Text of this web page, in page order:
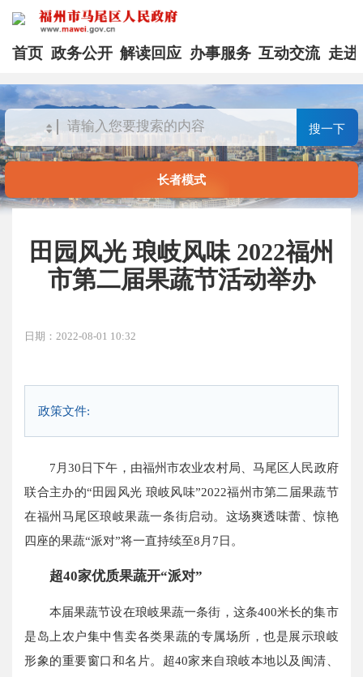
首页 政务公开 解读回应 办事服务 互动交流 走进
搜一下
长者模式
田园风光 琅岐风味 2022福州
市第二届果蔬节活动举办
日期：2022-08-01 10:32
政策文件:
7月30日下午，由福州市农业农村局、马尾区人民政府
联合主办的“田园风光 琅岐风味”2022福州市第二届果蔬节
在福州马尾区琅岐果蔬一条街启动。这场爽透味蕾、惊艳
四座的果蔬“派对”将一直持续至8月7日。
超40家优质果蔬开“派对”
本届果蔬节设在琅岐果蔬一条街，这条400米长的集市
是岛上农户集中售卖各类果蔬的专属场所，也是展示琅岐
形象的重要窗口和名片。超40家来自琅岐本地以及闽清、